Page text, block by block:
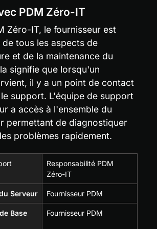
PDM Zéro-IT
Zéro-IT, le fournisseur est
tous les aspects de
et de la maintenance du
signifie que lorsqu'un
il y a un point de contact
support. L'équipe de support
a accès à l'ensemble du
permettant de diagnostiquer
problèmes rapidement.
Responsabilité PDM
Zéro-IT
Serveur Fournisseur PDM
Base
Fournisseur PDM